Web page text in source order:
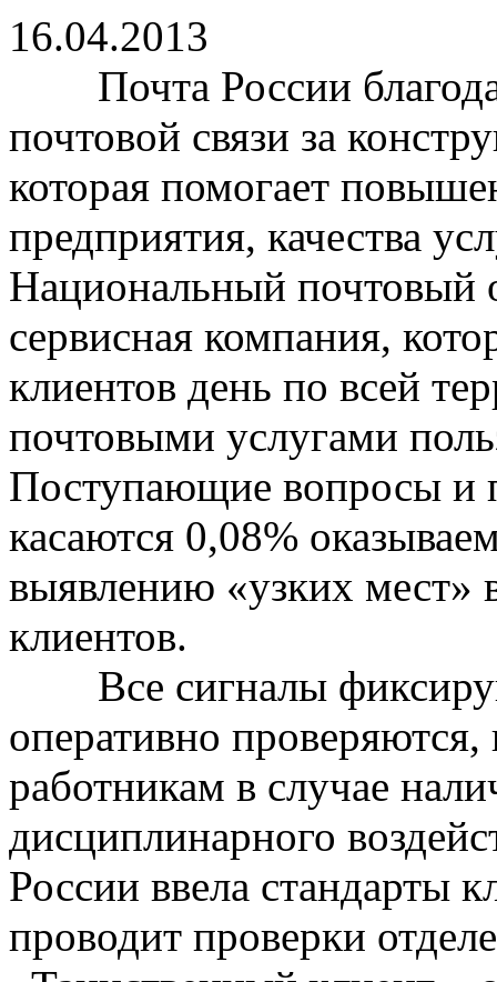
16.04.2013
Почта России
почтовой связи за
которая помогает
предприятия, качества
Национальный почтовый
сервисная компания,
клиентов день по всей
почтовыми услугами
Поступающие вопросы и
касаются 0,08%
выявлению «узких мест»
клиентов.
Все сигналы
оперативно
работникам в случае
дисциплинарного
России ввела стандарты
проводит проверки